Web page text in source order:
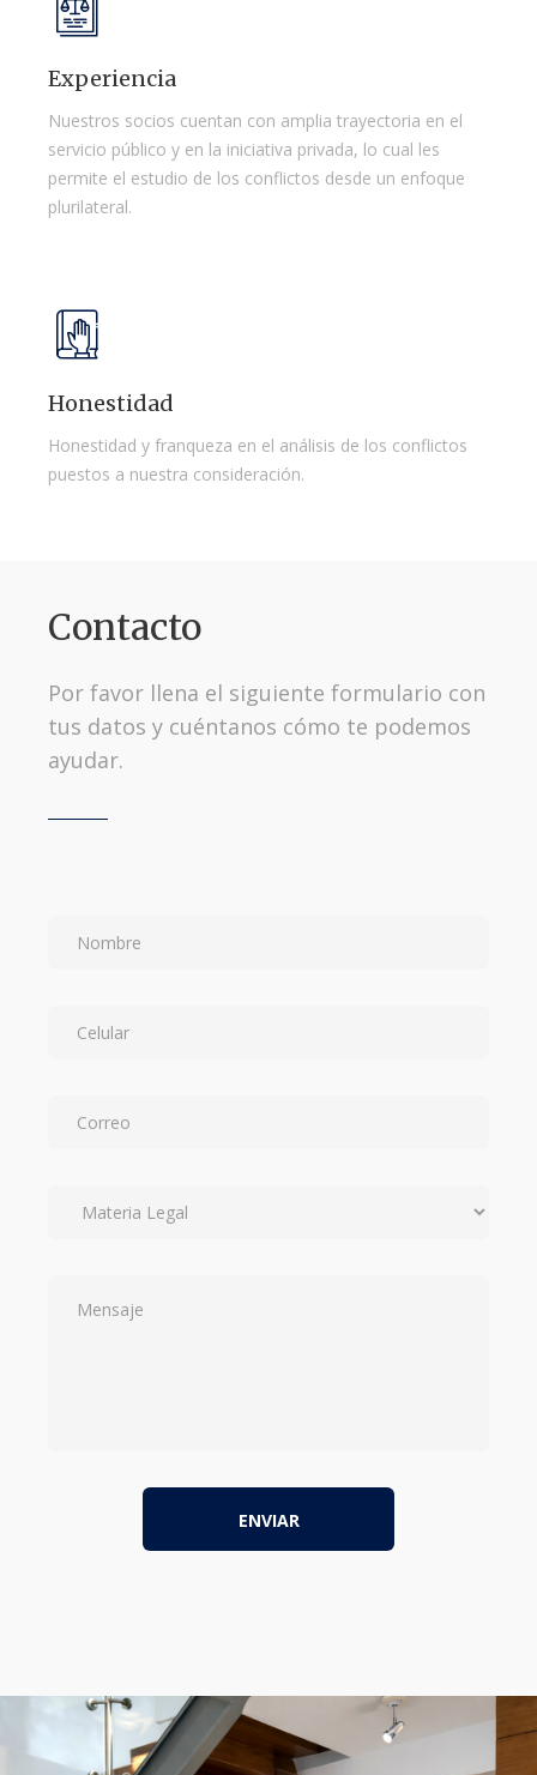
Experiencia
Nuestros socios cuentan con amplia trayectoria en el
servicio público y en la iniciativa privada, lo cual les
permite el estudio de los conflictos desde un enfoque
plurilateral.
Honestidad
Honestidad y franqueza en el análisis de los conflictos
puestos a nuestra consideración.
Contacto
Por favor llena el siguiente formulario con
tus datos y cuéntanos cómo te podemos
ayudar.
ENVIAR